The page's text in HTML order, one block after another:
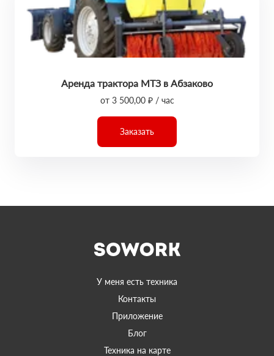
Аренда трактора МТЗ в Абзаково
от 3 500,00 ₽ / час
Заказать
У меня есть техника
Контакты
Приложение
Блог
Техника на карте